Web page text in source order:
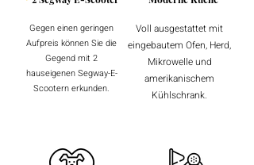
Gegen einen geringen
Aufpreis können Sie die
Gegend mit 2
hauseigenen Segway-E-
Scootern erkunden.
Voll ausgestattet mit
eingebautem Ofen, Herd,
Mikrowelle und
amerikanischem
Kühlschrank.